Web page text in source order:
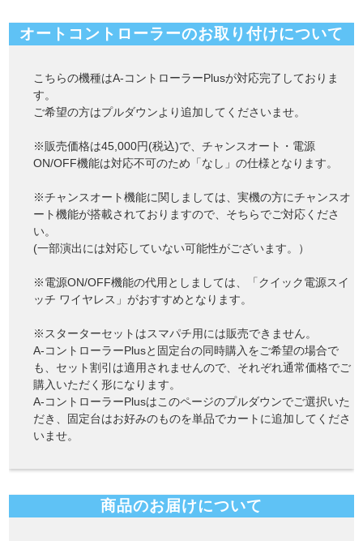
オートコントローラーのお取り付けについて
こちらの機種はA-コントローラーPlusが対応完了しておりま
す。
ご希望の方はプルダウンより追加してくださいませ。
※販売価格は45,000円(税込)で、チャンスオート・電源
ON/OFF機能は対応不可のため「なし」の仕様となります。
※チャンスオート機能に関しましては、実機の方にチャンスオ
ート機能が搭載されておりますので、そちらでご対応くださ
い。
(一部演出には対応していない可能性がございます。）
※電源ON/OFF機能の代用としましては、
「クイック電源スイ
ッチ ワイヤレス」がおすすめとなります。
※スターターセットはスマパチ用には販売できません。
A-コントローラーPlusと固定台の同時購入をご希望の場合で
も、セット割引は適用されませんので、それぞれ通常価格でご
購入いただく形になります。
A-コントローラーPlusはこのページのプルダウンでご選択いた
だき、固定台はお好みのものを単品でカートに追加してくださ
いませ。
商品のお届けについて